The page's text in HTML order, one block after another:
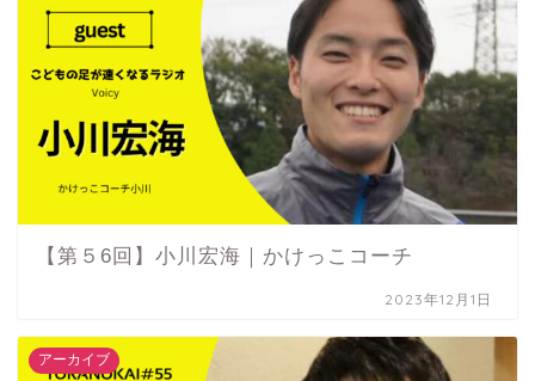
【第５6回】小川宏海｜かけっこコーチ
2023年12月1日
アーカイブ